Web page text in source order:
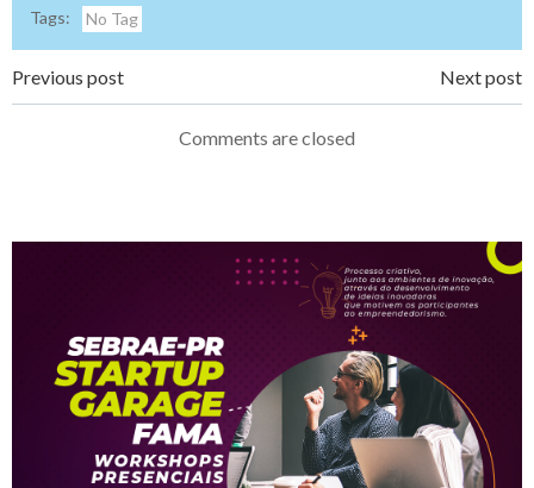
Tags: No Tag
Navegação
Previous post
Navegação
de
Next post
Comments are closed